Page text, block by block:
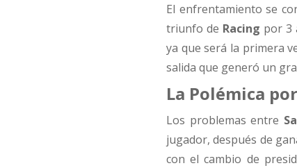
El enfrentamiento se
triunfo de Racing por 3
ya que será la primera
salida que generó un
La Polémica
Los problemas entre
jugador, después de
con el cambio de